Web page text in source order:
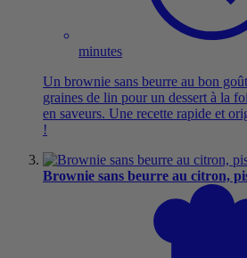
minutes
Un brownie sans beurre au bon
graines de lin pour un dessert à la
en saveurs. Une recette rapide et
!
Brownie sans beurre au citron,